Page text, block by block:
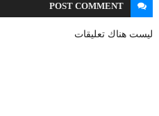
POSTCOMMENT
ليست هناك تعليقات